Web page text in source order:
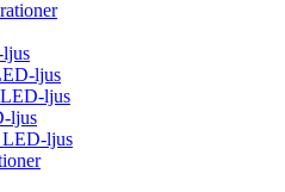
ljus
ljus
ljus
ljus
LED-ljus